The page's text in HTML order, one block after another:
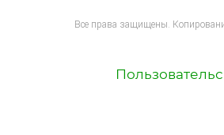
Все права защищены.